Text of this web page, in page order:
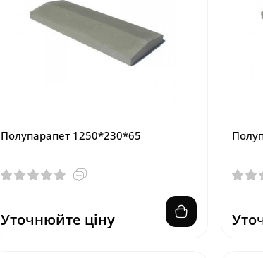
Полупарапет 1250*230*65
Уточнюйте ціну